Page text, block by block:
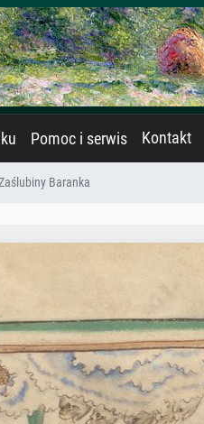
Pomoc i serwis Kontakt
Baranka